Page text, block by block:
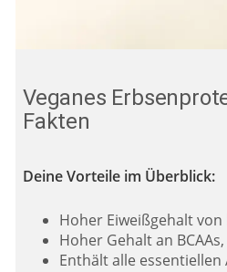
Veganes
Fakten
Deine Vorteile im Überblick:
Hoher Eiweißgehalt von
Hoher Gehalt an
Enthält alle